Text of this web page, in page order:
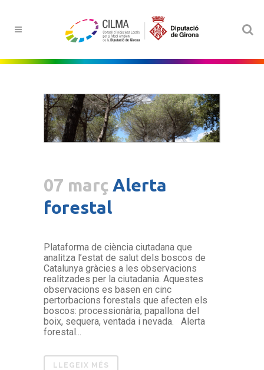
07 març Alerta
forestal
Plataforma de ciència ciutadana que
analitza l’estat de salut dels boscos de
Catalunya gràcies a les observacions
realitzades per la ciutadania. Aquestes
observacions es basen en cinc
pertorbacions forestals que afecten els
boscos: processionària, papallona del
boix, sequera, ventada i nevada. Alerta
forestal...
LLEGEIX MÉS